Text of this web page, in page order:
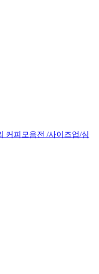
커피모음전 /사이즈업/심